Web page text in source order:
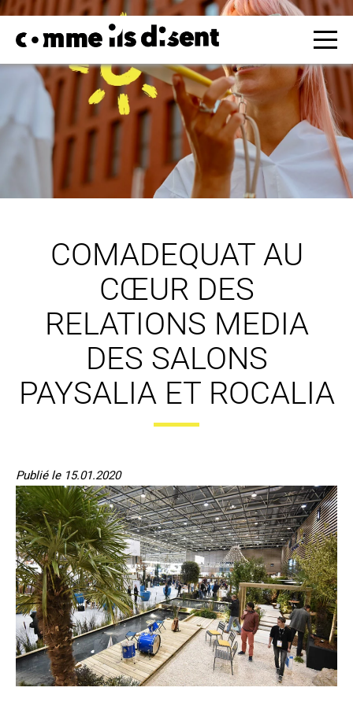
COMADEQUAT AU
CŒUR DES
RELATIONS MEDIA
DES SALONS
PAYSALIA ET ROCALIA
Publié le 15.01.2020